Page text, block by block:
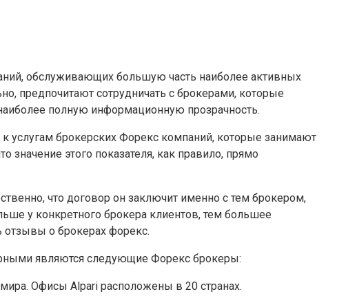
обслуживающих большую часть наиболее активных
предпочитают сотрудничать с брокерами, которые
полную информационную прозрачность.
услугам брокерских Форекс компаний, которые занимают
этого показателя, как правило, прямо
что договор он заключит именно с тем брокером,
у конкретного брокера клиентов, тем большее
отзывы о брокерах форекс.
являются следующие Форекс брокеры:
Офисы Alpari расположены в 20 странах.